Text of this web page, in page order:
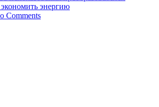
энергию
Comments